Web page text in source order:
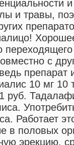
и травы,
с
препарат
10 мг 10
1 руб.
Работает
в половых
эрекцию,